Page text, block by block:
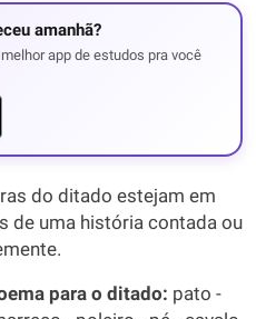
amanhã?
app de estudos pra você
do ditado estejam em
de uma história contada ou
para o ditado: pato -